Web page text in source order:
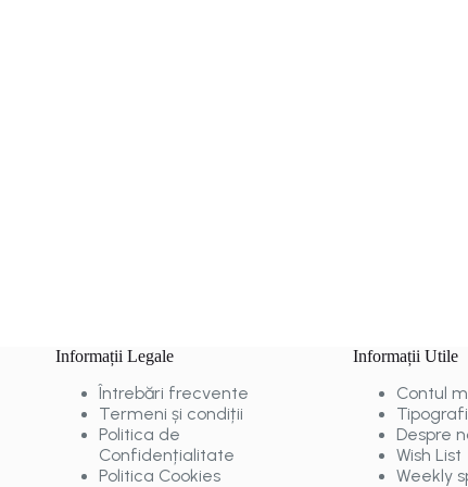
Informații Legale
Întrebări frecvente
Termeni și condiții
Politica de
Confidențialitate
Politica Cookies
Informații Utile
Contul
Despre
Wish List
Weekly